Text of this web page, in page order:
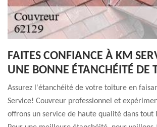
FAITES CONFIANCE À KM
UNE BONNE ÉTANCHÉITÉ DE
Assurez l'étanchéité de votre toiture en
Service! Couvreur professionnel et
offrons un service de haute qualité dans tout